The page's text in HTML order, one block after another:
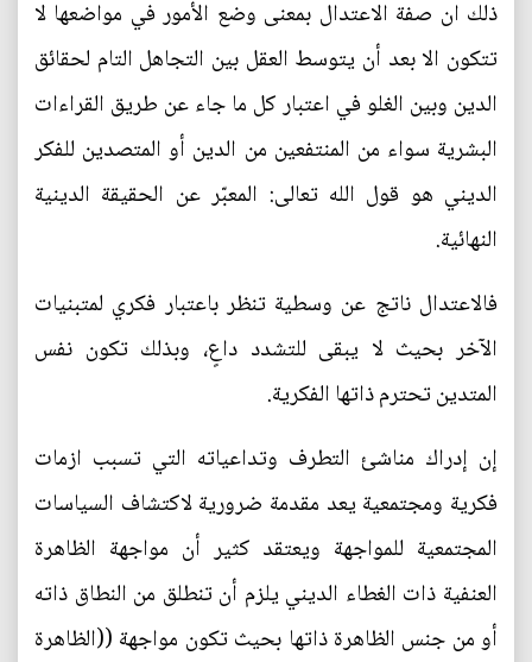
ذلك ان صفة الاعتدال بمعنى وضع الأمور في مواضعها لا
تتكون الا بعد أن يتوسط العقل بين التجاهل التام لحقائق
الدين وبين الغلو في اعتبار كل ما جاء عن طريق القراءات
البشرية سواء من المنتفعين من الدين أو المتصدين للفكر
الديني هو قول الله تعالى: المعبّر عن الحقيقة الدينية
النهائية.
فالاعتدال ناتج عن وسطية تنظر باعتبار فكري لمتبنيات
الآخر بحيث لا يبقى للتشدد داعٍ، وبذلك تكون نفس
المتدين تحترم ذاتها الفكرية.
إن إدراك مناشئ التطرف وتداعياته التي تسبب ازمات
فكرية ومجتمعية يعد مقدمة ضرورية لاكتشاف السياسات
المجتمعية للمواجهة ويعتقد كثير أن مواجهة الظاهرة
العنفية ذات الغطاء الديني يلزم أن تنطلق من النطاق ذاته
أو من جنس الظاهرة ذاتها بحيث تكون مواجهة ((الظاهرة